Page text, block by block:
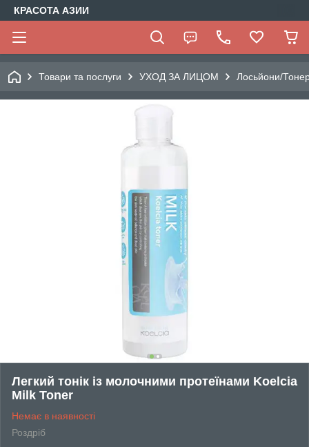
КРАСОТА АЗИИ
Товари та послуги УХОД ЗА ЛИЦОМ Лосьйони/
Легкий тонік із молочними протеїнами Koelcia
Milk Toner
Немає в наявності
Роздріб